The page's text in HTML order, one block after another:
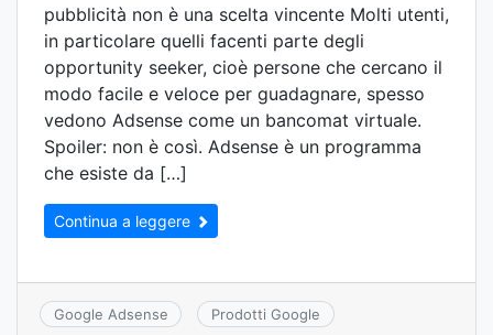
pubblicità non è una scelta vincente Molti utenti,
in particolare quelli facenti parte degli
opportunity seeker, cioè persone che cercano il
modo facile e veloce per guadagnare, spesso
vedono Adsense come un bancomat virtuale.
Spoiler: non è così. Adsense è un programma
che esiste da […]
Continua a leggere
Google Adsense Prodotti Google